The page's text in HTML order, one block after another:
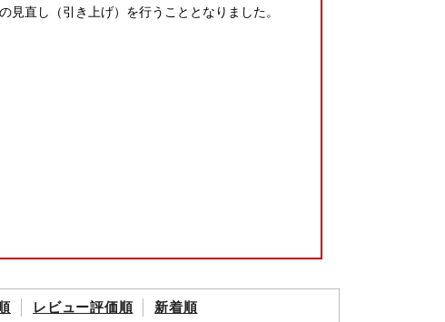
直し（引き上げ）を行うこととなりました。
レビュー評価順 新着順